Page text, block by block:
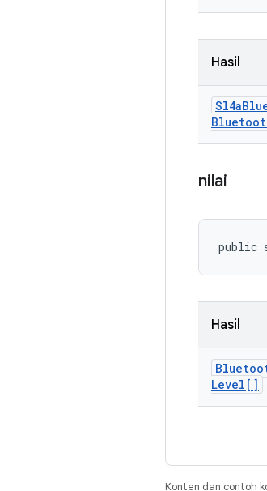
Hasil
Sl4a
nilai
public
Hasil
Level[]
Konten dan contoh